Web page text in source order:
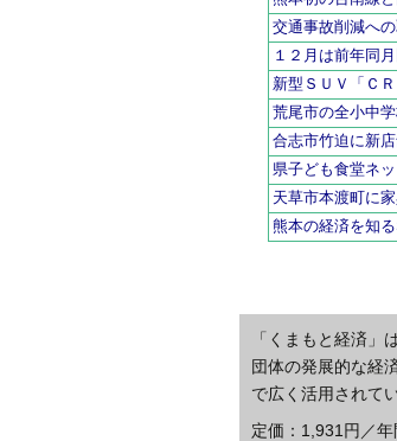
交通事故削減へ
１２月は前年同
新型ＳＵＶ「Ｃ
荒尾市の全小中
合志市竹迫に新
県子ども食堂ネ
天草市本渡町に
熊本の経済を知
「くまもと経済
団体の発展的な経
で広く活用されて
定価：1,931円／